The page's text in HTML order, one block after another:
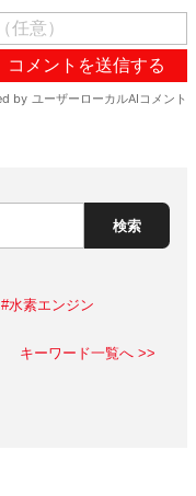
検索
#水素エンジン
キーワード一覧へ >>